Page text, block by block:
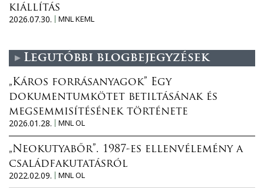
kiállítás
2026.07.30.
MNL KEML
Legutóbbi blogbejegyzések
„Káros forrásanyagok” Egy
dokumentumkötet betiltásának és
megsemmisítésének története
2026.01.28.
MNL OL
„Neokutyabőr”. 1987-es ellenvélemény a
családfakutatásról
2022.02.09.
MNL OL